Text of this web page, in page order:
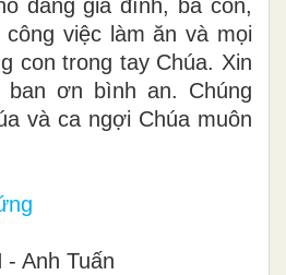
dâng gia đình, bà con,
công việc làm ăn và mọi
con trong tay Chúa. Xin
ơn bình an. Chúng
và ca ngợi Chúa muôn
- Anh Tuấn